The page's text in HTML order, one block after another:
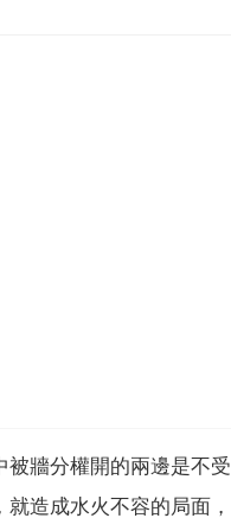
牆分權開的兩邊是不
造成水火不容的局面